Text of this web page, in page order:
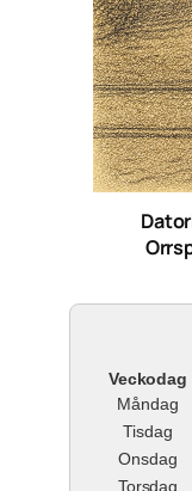
Veckodag
Måndag
Tisdag
Onsdag
Torsdag